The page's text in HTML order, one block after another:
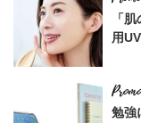
「
用
勉強